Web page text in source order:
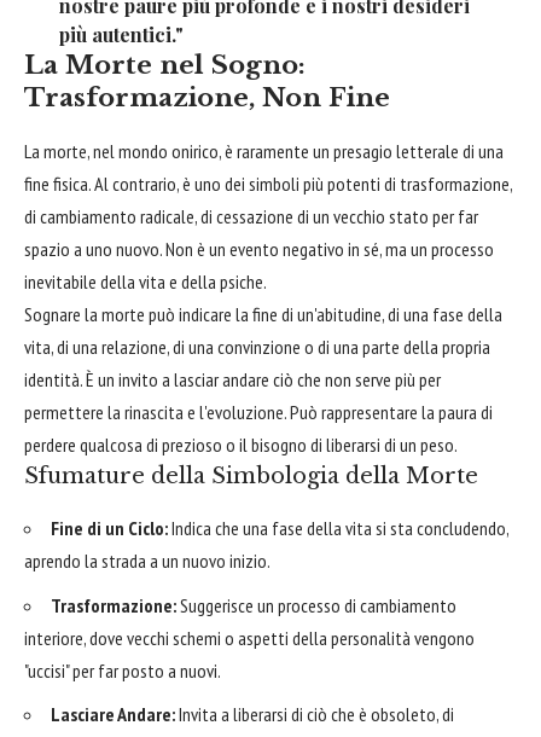
nostre paure più profonde e i nostri desideri
più autentici."
La Morte nel Sogno:
Trasformazione, Non Fine
La morte, nel mondo onirico, è raramente un presagio letterale di una
fine fisica. Al contrario, è uno dei simboli più potenti di trasformazione,
di cambiamento radicale, di cessazione di un vecchio stato per far
spazio a uno nuovo. Non è un evento negativo in sé, ma un processo
inevitabile della vita e della psiche.
Sognare la morte può indicare la fine di un'abitudine, di una fase della
vita, di una relazione, di una convinzione o di una parte della propria
identità. È un invito a lasciar andare ciò che non serve più per
permettere la rinascita e l'evoluzione. Può rappresentare la paura di
perdere qualcosa di prezioso o il bisogno di liberarsi di un peso.
Sfumature della Simbologia della Morte
Fine di un Ciclo:Indica che una fase della vita si sta concludendo,
aprendo la strada a un nuovo inizio.
Trasformazione:Suggerisce un processo di cambiamento
interiore, dove vecchi schemi o aspetti della personalità vengono
"uccisi" per far posto a nuovi.
Lasciare Andare:Invita a liberarsi di ciò che è obsoleto, di